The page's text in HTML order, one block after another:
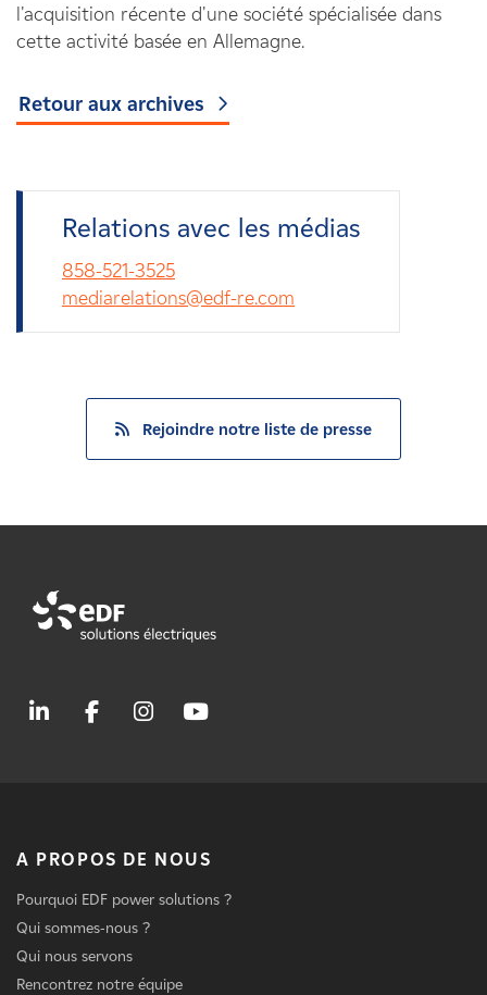
l'acquisition récente d'une société spécialisée dans
cette activité basée en Allemagne.
Retour aux archives
Relations avec les médias
858-521-3525
mediarelations@edf-re.com
Rejoindre notre liste de presse
A PROPOS DE NOUS
Pourquoi EDF power solutions ?
Qui sommes-nous ?
Qui nous servons
Rencontrez notre équipe